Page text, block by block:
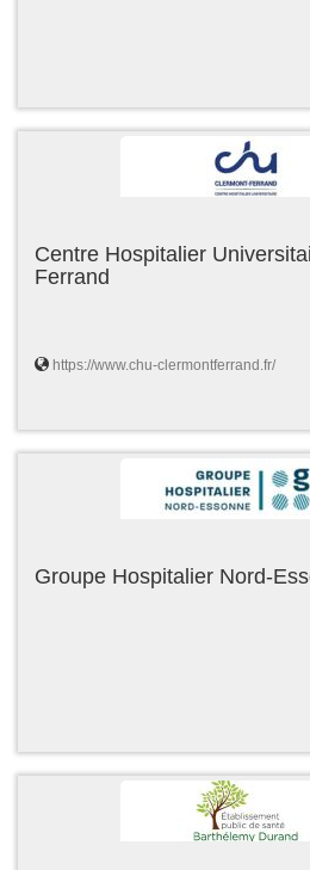
Centre Hospitalier
Ferrand
https://www.chu-clermontferrand.fr/
Groupe Hospitalier Nord-